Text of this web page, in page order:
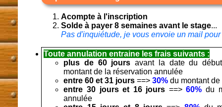
Acompte à l'inscription
Solde à payer 8 semaines avant le stage...
Pas d'inquiétude, je vous envoie un mail
Toute annulation entraine les frais suivants :
plus de 60 jours avant la date du
montant de la réservation annulée
entre 60 et 31 jours ==>30% du montant
entre 30 jours et 16 jours ==>60% du
annulée